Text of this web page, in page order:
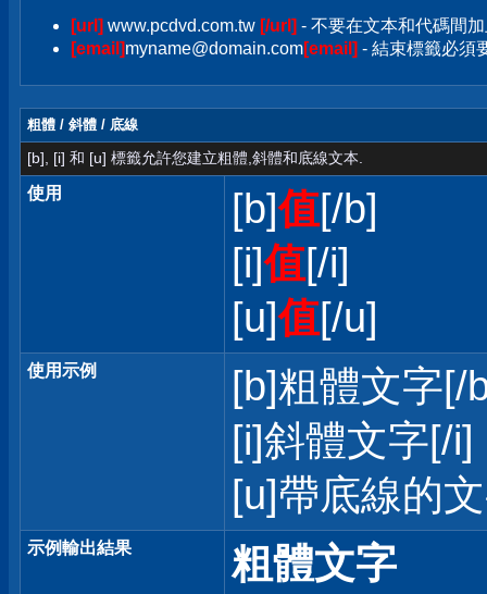
[url] www.pcdvd.com.tw [/url] - 不要在文本和代碼間
[email]myname@domain.com[email] - 結束標籤必須
粗體 / 斜體 / 底線
[b], [i] 和 [u] 標籤允許您建立粗體,斜體和底線文本.
使用 [b]值[/b]
[i]值[/i]
[u]值[/u]
使用示例
[b]粗體文字[/
[i]斜體文字[/i]
[u]帶底線的
示例輸出結果
粗體文字